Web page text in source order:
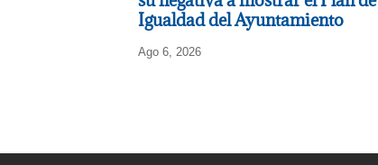
Igualdad del Ayuntamiento
Ago 6, 2026